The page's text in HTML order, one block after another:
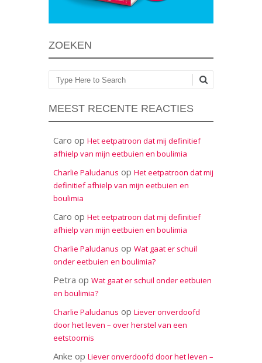
ZOEKEN
Zoeken
MEEST RECENTE REACTIES
Caro op Het eetpatroon dat mij definitief
afhielp van mijn eetbuien en boulimia
Charlie Paludanus op Het eetpatroon dat mij
definitief afhielp van mijn eetbuien en
boulimia
Caro op Het eetpatroon dat mij definitief
afhielp van mijn eetbuien en boulimia
Charlie Paludanus op Wat gaat er schuil
onder eetbuien en boulimia?
Petra op Wat gaat er schuil onder eetbuien
en boulimia?
Charlie Paludanus op Liever onverdoofd
door het leven – over herstel van een
eetstoornis
Anke op Liever onverdoofd door het leven –